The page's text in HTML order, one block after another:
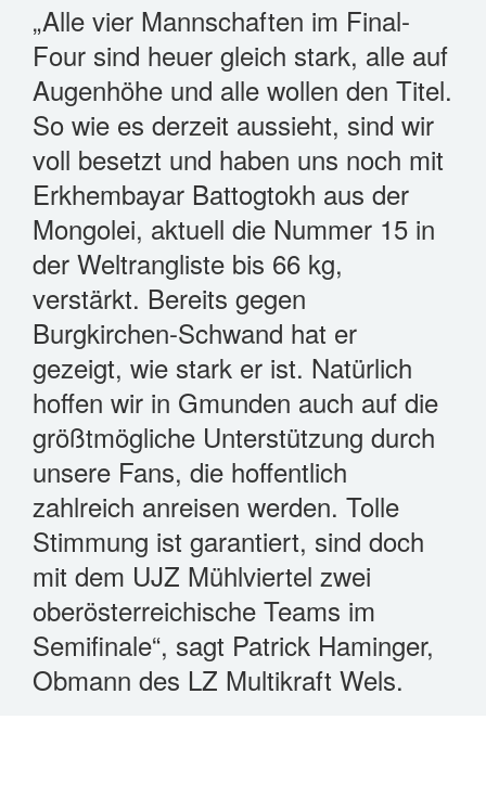
„Alle vier Mannschaften im Final-
Four sind heuer gleich stark, alle auf
Augenhöhe und alle wollen den Titel.
So wie es derzeit aussieht, sind wir
voll besetzt und haben uns noch mit
Erkhembayar Battogtokh aus der
Mongolei, aktuell die Nummer 15 in
der Weltrangliste bis 66 kg,
verstärkt. Bereits gegen
Burgkirchen-Schwand hat er
gezeigt, wie stark er ist. Natürlich
hoffen wir in Gmunden auch auf die
größtmögliche Unterstützung durch
unsere Fans, die hoffentlich
zahlreich anreisen werden. Tolle
Stimmung ist garantiert, sind doch
mit dem UJZ Mühlviertel zwei
oberösterreichische Teams im
Semifinale“, sagt Patrick Haminger,
Obmann des LZ Multikraft Wels.